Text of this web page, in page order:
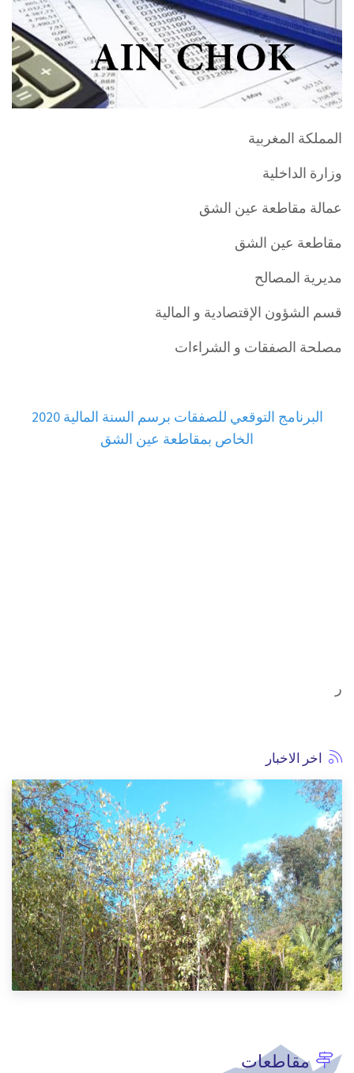
المملكة المغربية
وزارة الداخلية
عمالة مقاطعة عين الشق
مقاطعة عين الشق
مديرية المصالح
قسم الشؤون الإقتصادية و المالية
مصلحة الصفقات و الشراءات
البرنامج التوقعي للصفقات برسم السنة المالية 2020
الخاص بمقاطعة عين الشق
ر
اخر الاخبار
مقاطعات